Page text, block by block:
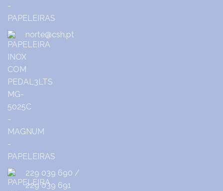
norte@csh.pt
229 039 690 /
229 039 691